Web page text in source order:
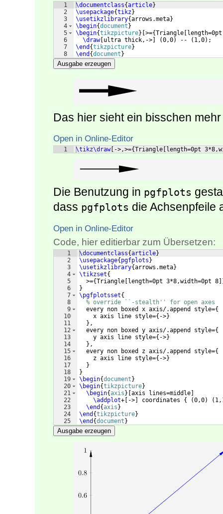
1
2
3
4
5
6
7
8
\documentclass{article}
\usepackage{tikz}
\usetikzlibrary{arrows.meta}
\begin{document }
\begin{tikzpicture} >={Triangle
\draw[ ultra thick,-> (0,0) -- ( 1,0) ;
\end {tikzpicture}
\end {document }
Ausgabe erzeugen
Das hier sieht ein bisschen
Open in Online-Editor
1 \tikz\draw[ ->,>={Triangle length=0pt
Die Benutzung in pgfplots
dass pgfplots die Achsenpfeile
Open in Online-Editor
Code, hier editierbar zum Übersetzen:
1
2
3
4
5
6
7
8
9
10
11
12
13
14
15
16
17
18
19
20
21
22
23
24
25
\documentclass{article}
\usepackage{ pgfplots }
\usetikzlibrary{arrows.meta}
\tikzset{
  >=
{Triangle length=0pt 3*8,width=0pt 8
}
\pgfplotsset{
% override ``-stealth'' for open axes
  every non boxed x axis/.append style=
{
    x axis line style=
{ ->}
} ,
  every non boxed y axis/.append style=
{
    y axis line style=
{ ->}
} ,
  every non boxed z axis/.append style=
{
    z axis line style=
{ ->}
}
}
\begin{document }
\begin{tikzpicture}
\begin{axis } axis lines=middle
\addplot+ -> coordinates { (0,0) (
\end {axis }
\end {tikzpicture}
\end {document }
Ausgabe erzeugen